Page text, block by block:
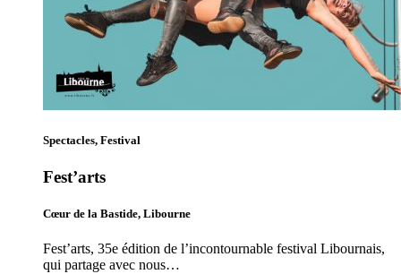
Spectacles, Festival
Fest’arts
Cœur de la Bastide, Libourne
Fest’arts, 35e édition de l’incontournable festival Libournais,
qui partage avec nous…